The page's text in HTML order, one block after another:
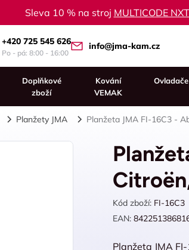
Sleva 10 % na stroj MULTICODE
+420 725 545 626
Po - pá: 8:00 - 16:00
info@jma-kam.cz
Doplňkové
zboží
Kování
VEMAK
Planžety JMA Planžeta JMA FI-16C3 -
Kód zboží: FI-16C3
EAN:
Planžeta JMA